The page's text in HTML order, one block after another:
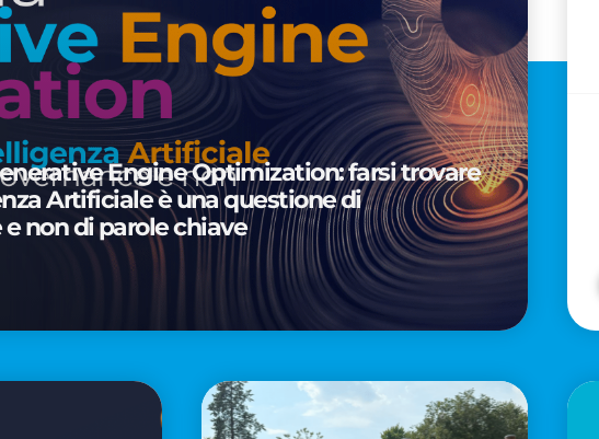
Engine Optimization: farsi trovare
Artificiale è una questione di
non di parole chiave